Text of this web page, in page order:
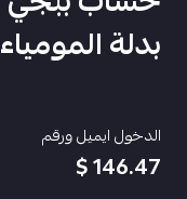
بدلة المومياء
الدخول ايميل ورقم
146.47 $